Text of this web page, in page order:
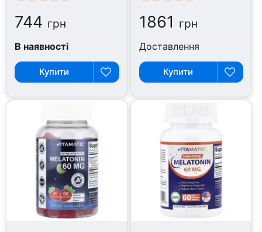
744 грн
В наявності
Купити
1861 грн
Доставлення
Купити